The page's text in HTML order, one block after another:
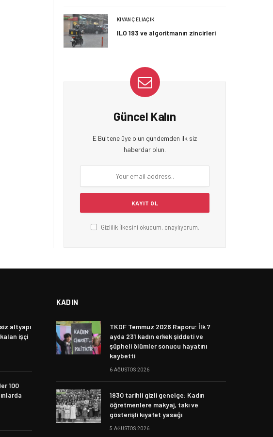
KIVANÇ ELIAÇIK
ILO 193 ve algoritmanın zincirleri
Güncel Kalın
E Bültene üye olun gündemden ilk siz
haberdar olun.
Gizlilik İlkesini okudum, onaylıyorum.
altyapı
işçi
100
KADIN
TKDF Temmuz 2026 Raporu: İlk 7
ayda 231 kadın erkek şiddeti ve
şüpheli ölümler sonucu hayatını
kaybetti
6 AĞUSTOS 2026
1930 tarihli gizli genelge: Kadın
öğretmenlere makyaj, takı ve
gösterişli kıyafet yasağı
5 AĞUSTOS 2026